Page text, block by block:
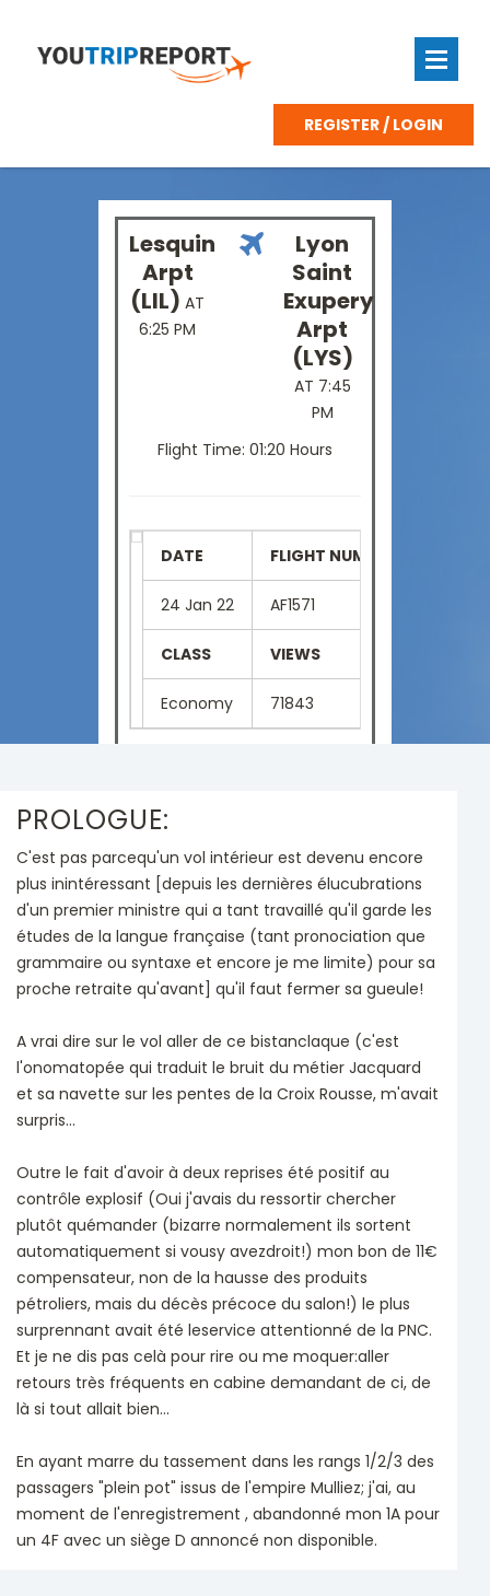
REGISTER / LOGIN
Lesquin
Arpt
(LIL) AT
6:25 PM
Lyon
Saint
Exupery
Arpt
(LYS)
AT 7:45
PM
Flight Time: 01:20 Hours
DATE FLIGHT NUMBER
24 Jan 22 AF1571
CLASS VIEWS
Economy 71843
PROLOGUE:
C'est pas parcequ'un vol intérieur est devenu encore
plus inintéressant [depuis les dernières élucubrations
d'un premier ministre qui a tant travaillé qu'il garde les
études de la langue française (tant pronociation que
grammaire ou syntaxe et encore je me limite) pour sa
proche retraite qu'avant] qu'il faut fermer sa gueule!
A vrai dire sur le vol aller de ce bistanclaque (c'est
l'onomatopée qui traduit le bruit du métier Jacquard
et sa navette sur les pentes de la Croix Rousse, m'avait
surpris...
Outre le fait d'avoir à deux reprises été positif au
contrôle explosif (Oui j'avais du ressortir chercher
plutôt quémander (bizarre normalement ils sortent
automatiquement si vousy avezdroit!) mon bon de 11€
compensateur, non de la hausse des produits
pétroliers, mais du décès précoce du salon!) le plus
surprennant avait été leservice attentionné de la PNC.
Et je ne dis pas celà pour rire ou me moquer:aller
retours très fréquents en cabine demandant de ci, de
là si tout allait bien...
En ayant marre du tassement dans les rangs 1/2/3 des
passagers "plein pot" issus de l'empire Mulliez; j'ai, au
moment de l'enregistrement , abandonné mon 1A pour
un 4F avec un siège D annoncé non disponible.